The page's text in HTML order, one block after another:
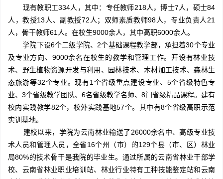
现有教职工334人，其中：专任教师218人，博士7人，硕士84
人，教授13人、副教授72人；双师素质教师98人，专业负责人21
人，骨干教师61人。在校生9000余人，其中高职6000余人。
学院下设6个二级学院、2个基础课程教学部，承担着30个专业
及专业方向、9000余名在校生的教学和管理工作。开设有林业技
术、野生植物资源开发与利用、园林技术、木材加工技术、森林生
态旅游等32个专业。现有1个省级重点建设专业、5个省级特色专
业、3个省级教学团队、6名省级教学名师、8门省级精品课程。建有
校内实践教学82个，校外实践基地57个。其中有8个省级高职示范
实训基地。
建校以来，学院为云南林业输送了26000余名中、高级专业技
术人员和管理人员，全省16个州（市）的129个县（市、区）林业
局80%的技术骨干是我院的毕业生。通过所属的云南省林业干部学
校、云南省林业职业培训站、林业行业特有工种技能鉴定站和云南